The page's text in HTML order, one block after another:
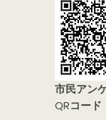
市民アン
QRコード